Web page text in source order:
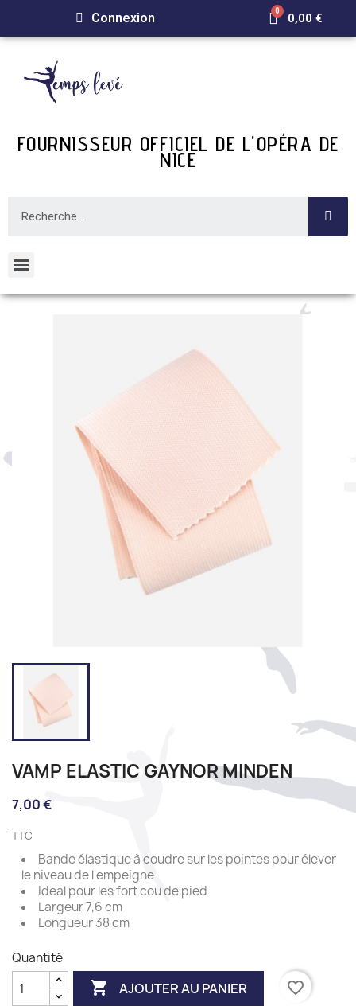
Connexion 0,00 €
FOURNISSEUR OFFICIEL DE L'OPÉRA DE
NICE
VAMP ELASTIC GAYNOR MINDEN
7,00 €
TTC
Bande élastique à coudre sur les pointes pour élever
le niveau de l'empeigne
Ideal pour les fort cou de pied
Largeur 7,6 cm
Longueur 38 cm
Quantité
 AJOUTER AU PANIER favorite_border